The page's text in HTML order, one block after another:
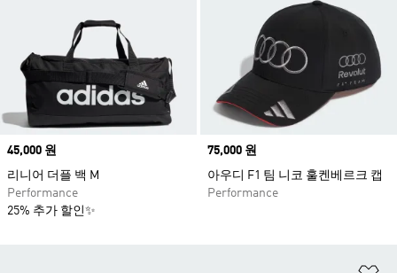
Price
45,000 원
리니어 더플 백 M
Performance
25% 추가 할인✨
Price
75,000 원
아우디 F1 팀 니코 훌켄베르크 캡
Performance